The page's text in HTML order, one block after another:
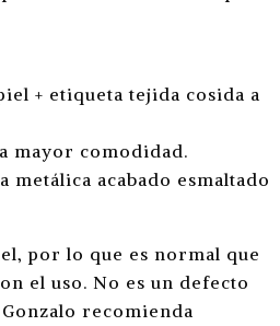
+ etiqueta tejida cosida a
mayor comodidad.
metálica acabado esmaltado
por lo que es normal que
el uso. No es un defecto
recomienda